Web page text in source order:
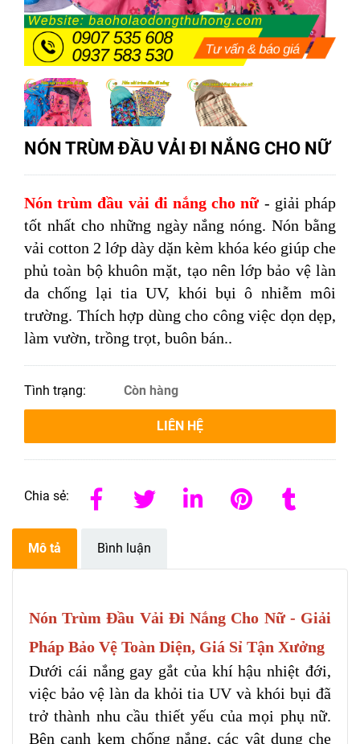
NÓN TRÙM ĐẦU VẢI ĐI NẮNG CHO NỮ
Nón trùm đầu vải đi nắng cho nữ- giải pháp
tốt nhất cho những ngày nắng nóng. Nón bằng
vải cotton 2 lớp dày dặn kèm khóa kéo giúp che
phủ toàn bộ khuôn mặt, tạo nên lớp bảo vệ làn
da chống lại tia UV, khói bụi ô nhiễm môi
trường. Thích hợp dùng cho công việc dọn dẹp,
làm vườn, trồng trọt, buôn bán..
Tình trạng: Còn hàng
LIÊN HỆ
Chia sẻ:
Mô tả Bình luận
Nón Trùm Đầu Vải Đi Nắng Cho Nữ - Giải
Pháp Bảo Vệ Toàn Diện, Giá Sỉ Tận Xưởng
Dưới cái nắng gay gắt của khí hậu nhiệt đới,
việc bảo vệ làn da khỏi tia UV và khói bụi đã
trở thành nhu cầu thiết yếu của mọi phụ nữ.
Bên cạnh kem chống nắng, các vật dụng che